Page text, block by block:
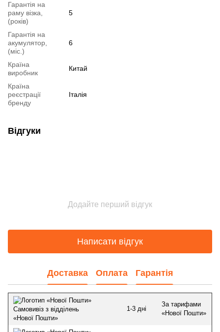
Гарантія на
раму візка,
(років)
5
Гарантія на
акумулятор,
(міс.)
6
Країна
виробник
Китай
Країна
реєстрації
бренду
Італія
Відгуки
Додайте перший відгук
Написати відгук
Доставка Оплата Гарантія
Самовивіз з відділень
«Нової Пошти»
1-3 дні
За тарифами
«Нової Пошти»